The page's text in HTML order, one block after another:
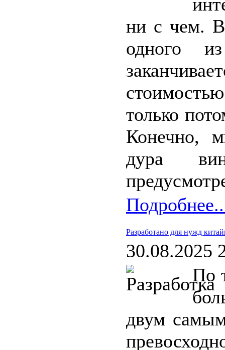
ни с чем.
одного
только
Конечно,
дура
Разработано для нужд
30.08.2025
По
двум